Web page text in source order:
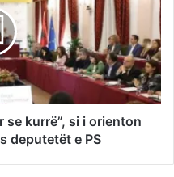
se kurrë”, si i orienton
deputetët e PS